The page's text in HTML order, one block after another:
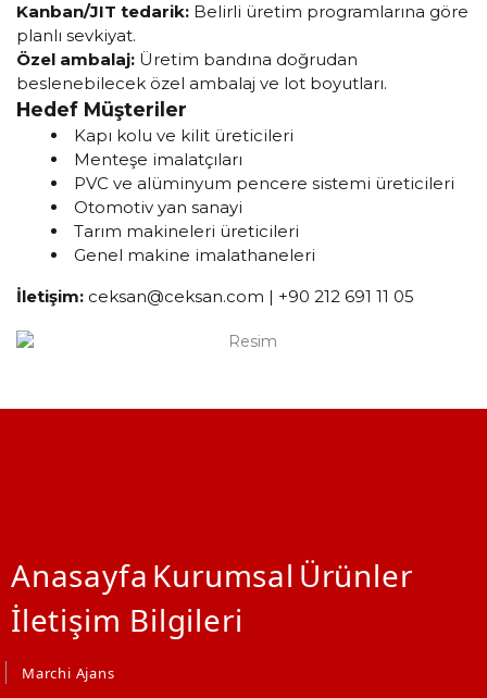
Kanban/JIT tedarik: Belirli üretim programlarına göre
planlı sevkiyat.
Özel ambalaj: Üretim bandına doğrudan
beslenebilecek özel ambalaj ve lot boyutları.
Hedef Müşteriler
Kapı kolu ve kilit üreticileri
Menteşe imalatçıları
PVC ve alüminyum pencere sistemi üreticileri
Otomotiv yan sanayi
Tarım makineleri üreticileri
Genel makine imalathaneleri
İletişim: ceksan@ceksan.com | +90 212 691 11 05
Anasayfa Kurumsal Ürünler
İletişim Bilgileri
Marchi Ajans